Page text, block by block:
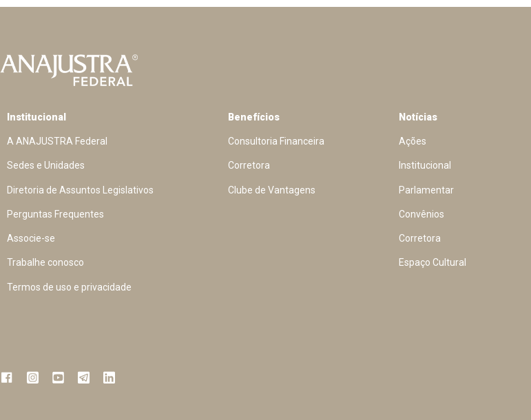
Institucional
A ANAJUSTRA Federal
Sedes e Unidades
Diretoria de Assuntos Legislativos
Perguntas Frequentes
Associe-se
Trabalhe conosco
Termos de uso e privacidade
Benefícios
Consultoria Financeira
Corretora
Clube de Vantagens
Notícias
Ações
Institucional
Parlamentar
Convênios
Corretora
Espaço Cultural